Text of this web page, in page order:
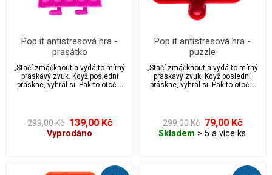
Pop it antistresová hra -
prasátko
„Stačí zmáčknout a vydá to mírný
praskavý zvuk. Když poslední
práskne, vyhrál si. Pak to otoč a
ideální pro úlevu od stresu a
úzkosti, vhodná pro autisty.
Přichytili jste někdy své děti nebo
fidgetovou hračku pop it.
299,00 Kč 139,00 Kč
Vyprodáno
Pop it antistresová hra -
puzzle
„Stačí zmáčknout a vydá to mírný
praskavý zvuk. Když poslední
práskne, vyhrál si. Pak to otoč a
ideální pro úlevu od stresu a
úzkosti, vhodná pro autisty.
Přichytili jste někdy své děti nebo
fidgetovou hračku pop it.
299,00 Kč 79,00 Kč
Skladem > 5 a více ks